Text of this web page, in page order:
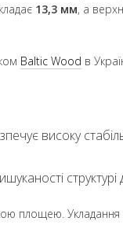
13,3 мм, а
Baltic Wood в
високу
площею.